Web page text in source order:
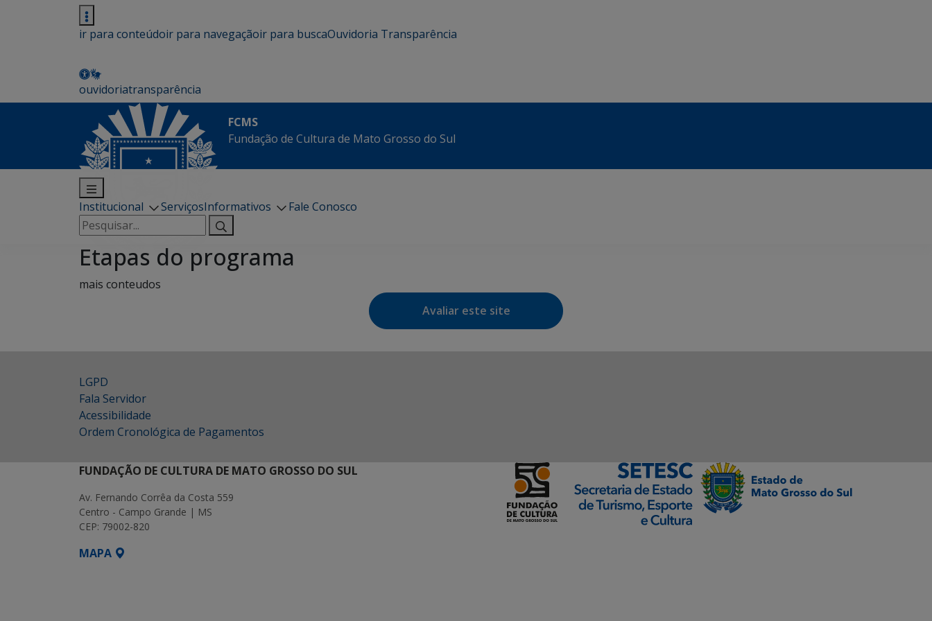
ir para conteúdoir para navegaçãoir para buscaOuvidoria Transparência
ouvidoriatransparência
FCMS
Fundação de Cultura de Mato Grosso do Sul
Institucional ServiçosInformativos
Fale Conosco
Pesquisar
por:
Etapas do programa
mais conteudos
Avaliar este site
LGPD
Fala Servidor
Acessibilidade
Ordem Cronológica de Pagamentos
FUNDAÇÃO DE CULTURA DE MATO GROSSO DO SUL
Av. Fernando Corrêa da Costa 559
Centro - Campo Grande | MS
CEP: 79002-820
MAPA